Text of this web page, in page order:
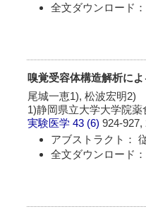
全文ダウンロード
嗅覚受容体構造解析に
尾城一恵1), 松波宏明2)
1)静岡県立大学大学院
実験医学 43 (6)924-927,
アブストラクト：
全文ダウンロード